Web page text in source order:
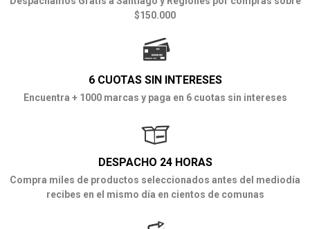
$150.000
6 CUOTAS SIN INTERESES
Encuentra + 1000 marcas y paga en 6 cuotas sin intereses
DESPACHO 24 HORAS
Compra miles de productos seleccionados antes del mediodía
recibes en el mismo día en cientos de comunas